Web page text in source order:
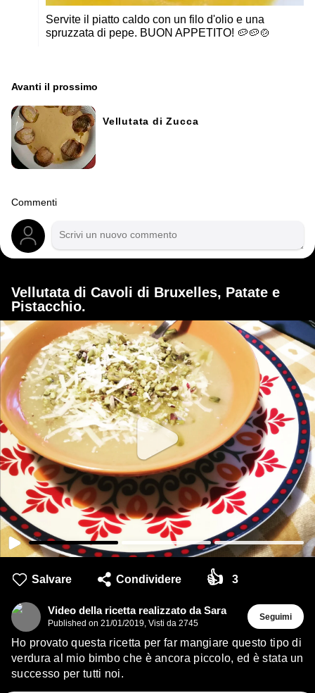
Servite il piatto caldo con un filo d'olio e una
spruzzata di pepe. BUON APPETITO! 🥔🥔🍲
Avanti il ​​prossimo
Vellutata di Zucca
Commenti
Vellutata di Cavoli di Bruxelles, Patate e
Pistacchio.
Salvare Condividere 👍 3
Video della ricetta realizzato da Sara
Published on 21/01/2019, Visti da 2745
Seguimi
Ho provato questa ricetta per far mangiare questo tipo di
verdura al mio bimbo che è ancora piccolo, ed è stata un
successo per tutti noi.